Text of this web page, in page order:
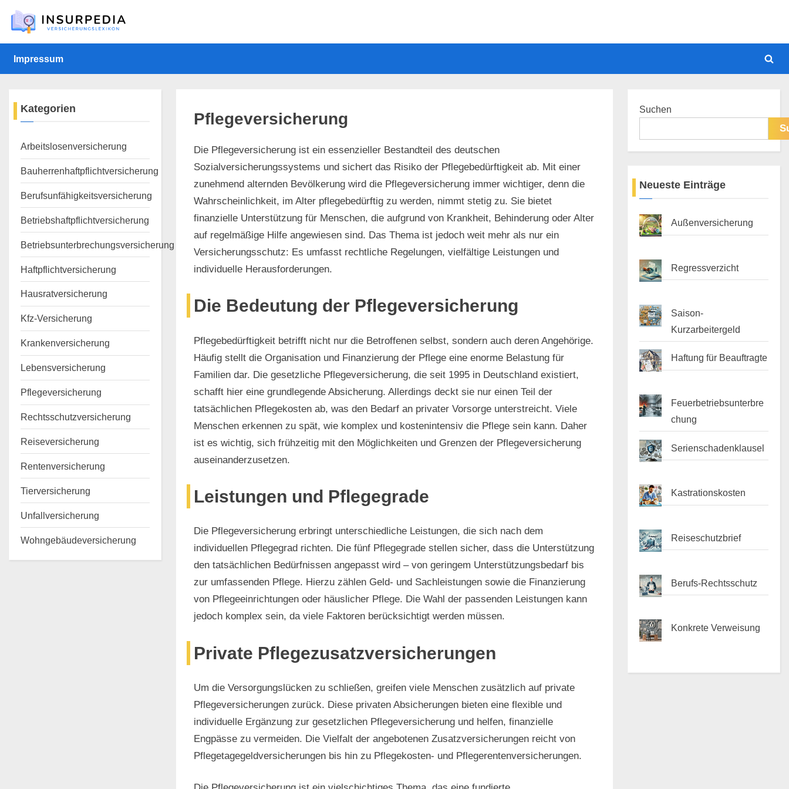
Skip
content
Impressum
Pflegeversicherung
Die Pflegeversicherung ist ein essenzieller Bestandteil des deutschen
Sozialversicherungssystems und sichert das Risiko der Pflegebedürftigkeit ab. Mit einer
zunehmend alternden Bevölkerung wird die Pflegeversicherung immer wichtiger, denn die
Wahrscheinlichkeit, im Alter pflegebedürftig zu werden, nimmt stetig zu. Sie bietet
finanzielle Unterstützung für Menschen, die aufgrund von Krankheit, Behinderung oder Alter
auf regelmäßige Hilfe angewiesen sind. Das Thema ist jedoch weit mehr als nur ein
Versicherungsschutz: Es umfasst rechtliche Regelungen, vielfältige Leistungen und
individuelle Herausforderungen.
Die Bedeutung der Pflegeversicherung
Pflegebedürftigkeit betrifft nicht nur die Betroffenen selbst, sondern auch deren Angehörige.
Häufig stellt die Organisation und Finanzierung der Pflege eine enorme Belastung für
Familien dar. Die gesetzliche Pflegeversicherung, die seit 1995 in Deutschland existiert,
schafft hier eine grundlegende Absicherung. Allerdings deckt sie nur einen Teil der
tatsächlichen Pflegekosten ab, was den Bedarf an privater Vorsorge unterstreicht. Viele
Menschen erkennen zu spät, wie komplex und kostenintensiv die Pflege sein kann. Daher
ist es wichtig, sich frühzeitig mit den Möglichkeiten und Grenzen der Pflegeversicherung
auseinanderzusetzen.
Leistungen und Pflegegrade
Die Pflegeversicherung erbringt unterschiedliche Leistungen, die sich nach dem
individuellen Pflegegrad richten. Die fünf Pflegegrade stellen sicher, dass die Unterstützung
den tatsächlichen Bedürfnissen angepasst wird – von geringem Unterstützungsbedarf bis
zur umfassenden Pflege. Hierzu zählen Geld- und Sachleistungen sowie die Finanzierung
von Pflegeeinrichtungen oder häuslicher Pflege. Die Wahl der passenden Leistungen kann
jedoch komplex sein, da viele Faktoren berücksichtigt werden müssen.
Private Pflegezusatzversicherungen
Um die Versorgungslücken zu schließen, greifen viele Menschen zusätzlich auf private
Pflegeversicherungen zurück. Diese privaten Absicherungen bieten eine flexible und
individuelle Ergänzung zur gesetzlichen Pflegeversicherung und helfen, finanzielle
Engpässe zu vermeiden. Die Vielfalt der angebotenen Zusatzversicherungen reicht von
Pflegetagegeldversicherungen bis hin zu Pflegekosten- und Pflegerentenversicherungen.
Kategorien
Arbeitslosenversicherung
Bauherrenhaftpflichtversicherung
Berufsunfähigkeitsversicherung
Betriebshaftpflichtversicherung
Betriebsunterbrechungsversicherung
Haftpflichtversicherung
Hausratversicherung
Kfz-Versicherung
Krankenversicherung
Lebensversicherung
Pflegeversicherung
Rechtsschutzversicherung
Reiseversicherung
Rentenversicherung
Tierversicherung
Unfallversicherung
Wohngebäudeversicherung
Suchen
Neueste Einträge
Außenversicherung
Regressverzicht
Saison-
Kurzarbeitergeld
Haftung für Beauftragte
Feuerbetriebsunterbre
chung
Serienschadenklausel
Kastrationskosten
Reiseschutzbrief
Berufs-Rechtsschutz
Konkrete Verweisung